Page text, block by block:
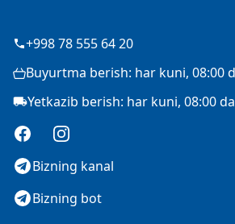
+998 78 555 64 20
Buyurtma berish: har kuni, 08:00
Yetkazib berish: har kuni, 08:00
FacebookInstagram
Bizning kanal
Bizning bot